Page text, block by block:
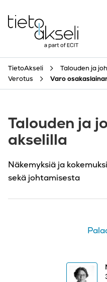
TietoAkseli Talouden ja
Verotus
Varo
Talouden ja
akselilla
Näkemyksiä ja
sekä johtamisesta